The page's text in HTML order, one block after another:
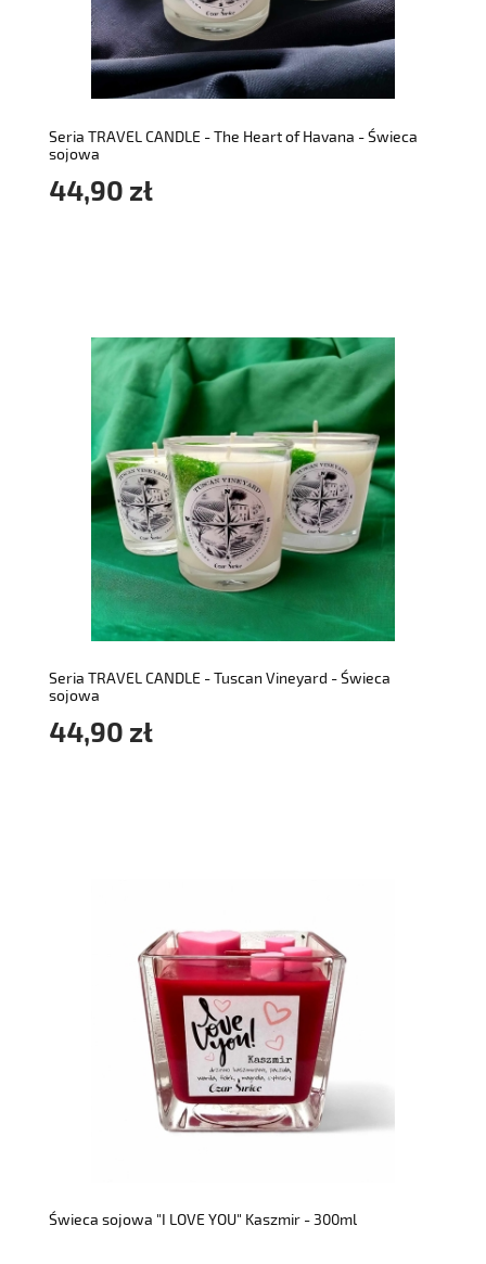
Seria TRAVEL CANDLE - The Heart of Havana - Świeca
sojowa
44,90 zł
do koszyka
Seria TRAVEL CANDLE - Tuscan Vineyard - Świeca
sojowa
44,90 zł
do koszyka
Świeca sojowa "I LOVE YOU" Kaszmir - 300ml
do koszyka